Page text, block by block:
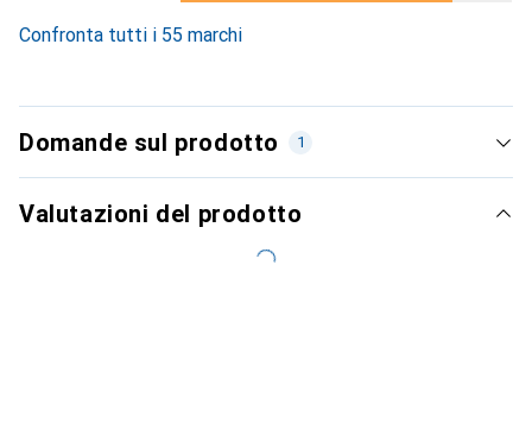
Confronta tutti i 55 marchi
Domande sul prodotto 1
Valutazioni del prodotto